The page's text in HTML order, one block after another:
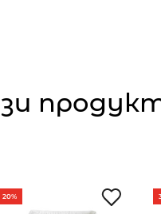
20%